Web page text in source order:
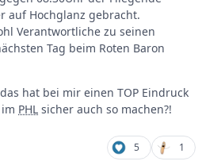
auf Hochglanz gebracht.
Verantwortliche zu seinen
Tag beim Roten Baron
hat bei mir einen TOP Eindruck
PHL sicher auch so machen?!
5 1